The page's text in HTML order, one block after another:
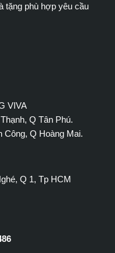
tặng phù hợp yêu cầu
VIVA
Q Tân Phú.
Công, Q Hoàng Mai.
Q 1, Tp HCM